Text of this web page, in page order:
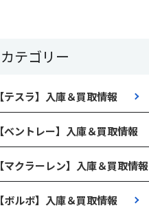
カテゴリー
【テスラ】入庫＆買取情報
【ベントレー】入庫＆買取情報
【マクラーレン】入庫＆買取情報
【ボルボ】入庫＆買取情報